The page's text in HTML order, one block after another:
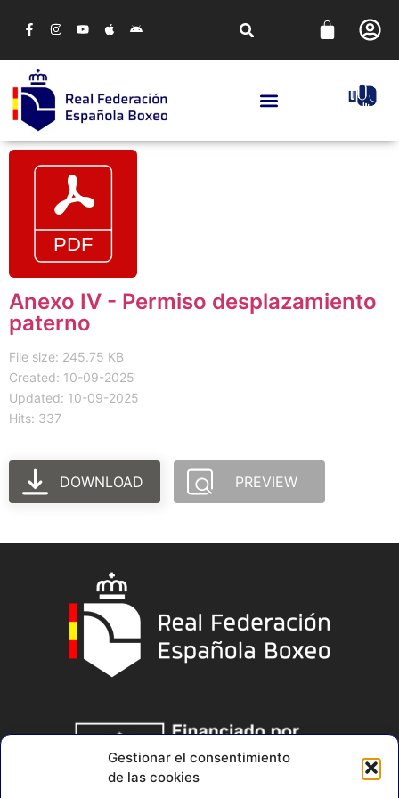
Gestionar el consentimiento
de las cookies
Anexo IV - Permiso desplazamiento
paterno
File size: 245.75 KB
Created: 10-09-2025
Updated: 10-09-2025
Hits: 337
DOWNLOAD PREVIEW